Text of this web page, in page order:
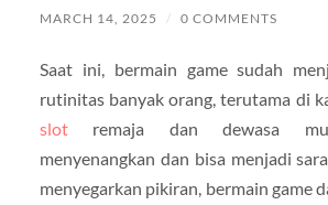
MARCH 14, 2025 / 0 COMMENTS
Saat ini, bermain game sudah
rutinitas banyak orang, terutama di
slotremaja dan dewasa
menyenangkan dan bisa menjadi
menyegarkan pikiran, bermain game